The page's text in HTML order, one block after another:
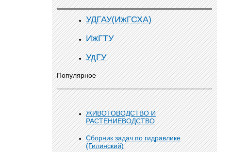
УДГАУ(ИжГСХА)
ИжГТУ
УдГУ
Популярное
ЖИВОТОВОДСТВО И
РАСТЕНИЕВОДСТВО
Сборник задач по гидравлике
(Гилинский)